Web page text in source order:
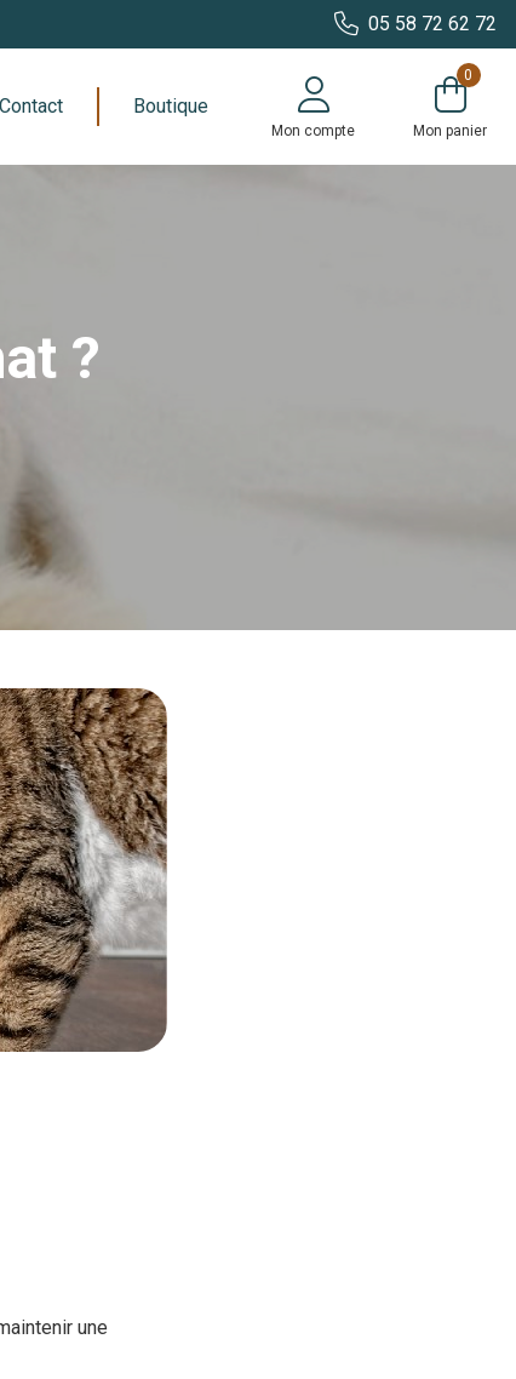
05 58 72 62 72
Contact Boutique
Mon compte
0
Mon panier
?
une